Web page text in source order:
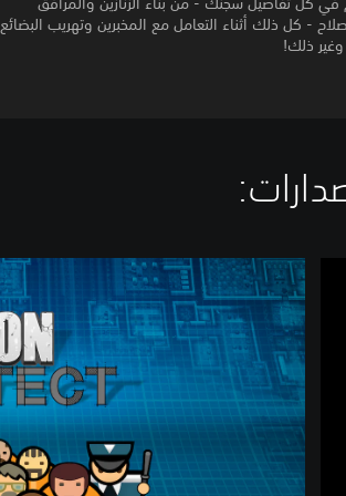
- كل ذلك أثناء التعامل مع المخبرين وتهريب البضائع
ذلك!
P
r
i
s
o
n
A
r
c
h